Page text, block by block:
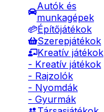
Autók és
munkagépek
Építőjátékok
Szerepjátékok
Kreatív játékok
- Kreatív játékok
- Rajzolók
- Nyomdák
- Gyurmák